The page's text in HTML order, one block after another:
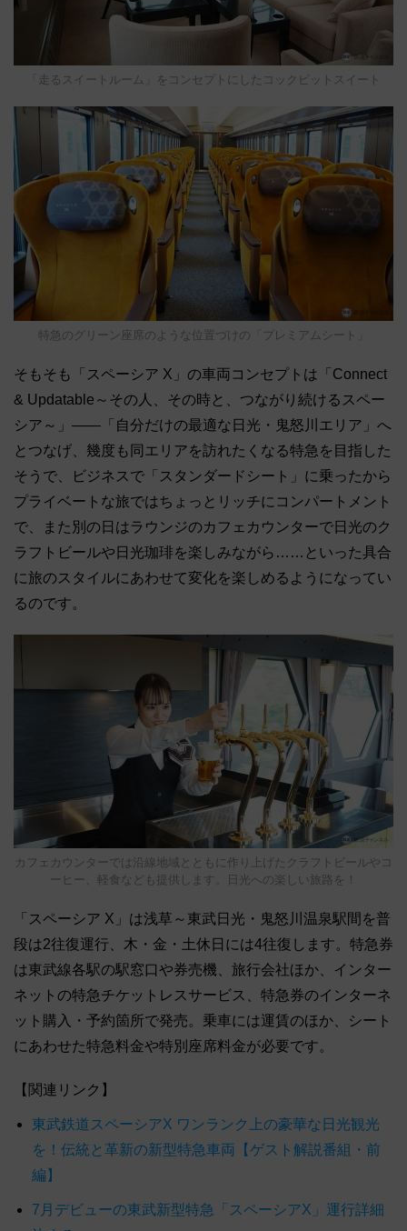
「走るスイートルーム」をコンセプトにしたコックピットスイート
特急のグリーン座席のような位置づけの「プレミアムシート」
そもそも「スペーシア X」の車両コンセプトは「Connect
& Updatable～その人、その時と、つながり続けるスペー
シア～」――「自分だけの最適な日光・鬼怒川エリア」へ
とつなげ、幾度も同エリアを訪れたくなる特急を目指した
そうで、ビジネスで「スタンダードシート」に乗ったから
プライベートな旅ではちょっとリッチにコンパートメント
で、また別の日はラウンジのカフェカウンターで日光のク
ラフトビールや日光珈琲を楽しみながら……といった具合
に旅のスタイルにあわせて変化を楽しめるようになってい
るのです。
カフェカウンターでは沿線地域とともに作り上げたクラフトビールやコ
ーヒー、軽食なども提供します。日光への楽しい旅路を！
「スペーシア X」は浅草～東武日光・鬼怒川温泉駅間を普
段は2往復運行、木・金・土休日には4往復します。特急券
は東武線各駅の駅窓口や券売機、旅行会社ほか、インター
ネットの特急チケットレスサービス、特急券のインターネ
ット購入・予約箇所で発売。乗車には運賃のほか、シート
にあわせた特急料金や特別座席料金が必要です。
【関連リンク】
東武鉄道スペーシアX ワンランク上の豪華な日光観光
を！伝統と革新の新型特急車両【ゲスト解説番組・前
編】
7月デビューの東武新型特急「スペーシアX」運行詳細